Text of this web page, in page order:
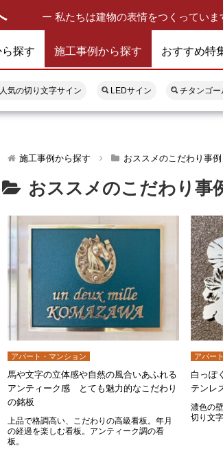
ー 私たちは建物の表情をつくっていま
探す 施工事例から探す おすすめ特
気の切り文字サイン LEDサイン チタンゴー
施工事例から探す おススメのこだわり事例
おススメのこだわり事
アパート・マンション
馬や文字の立体感や自然の風合いあふれる
アンティーク感 とても魅力的なこだわり
の銘板
上品で格調高い、こだわりの高級看板。年月
の経過を楽しむ看板。アンティーク調の看
板。
アパー
白っぽ
テンレ
濃色の
切り文